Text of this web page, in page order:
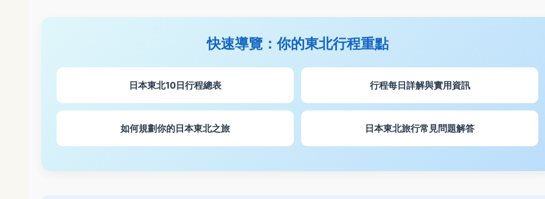
快速導覽：你的東北行程重點
日本東北10日行程總表 行程每日詳解與實用資訊
如何規劃你的日本東北之旅 日本東北旅行常見問題解答